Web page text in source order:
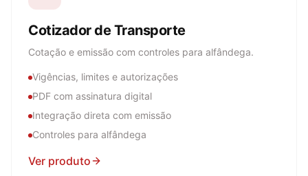
Cotizador de Transporte
Cotação e emissão com controles para alfândega.
Vigências, limites e autorizações
PDF com assinatura digital
Integração direta com emissão
Controles para alfândega
Ver produto